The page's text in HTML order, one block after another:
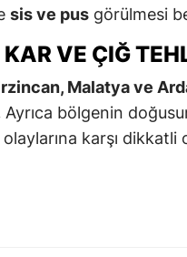
sis ve pus görülmesi
VE ÇIĞ
Malatya ve
Ayrıca bölgenin
olaylarına karşı dikkatli